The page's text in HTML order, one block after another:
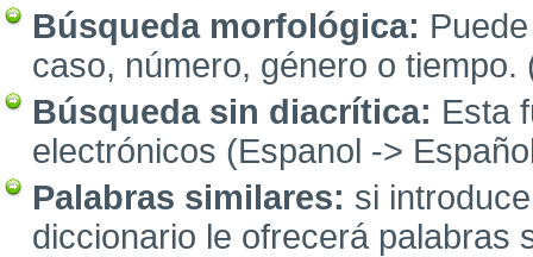
Búsqueda morfológica:
caso, número, género o tiempo.
Búsqueda sin diacrítica: Esta
electrónicos (Espanol ->
Palabras similares: si
diccionario le ofrecerá palabras